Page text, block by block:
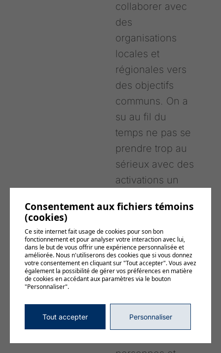
collaborer avec
des
organisations
locales et
régionales vers
des objectifs
communs. On a
su au fil du
temps ne pas se
prendre trop au
sérieux avec des
activations un
humoristiques.
On a besoin d’un
peu de légèreté
en ce moment
donc tant mieux
apporter un petit
sourire à
Consentement aux fichiers témoins
(cookies)
Ce site internet fait usage de cookies pour son bon
fonctionnement et pour analyser votre interaction avec lui,
dans le but de vous offrir une expérience personnalisée et
améliorée. Nous n'utiliserons des cookies que si vous donnez
votre consentement en cliquant sur "Tout accepter". Vous avez
également la possibilité de gérer vos préférences en matière
de cookies en accédant aux paramètres via le bouton
"Personnaliser".
Tout accepter Personnaliser